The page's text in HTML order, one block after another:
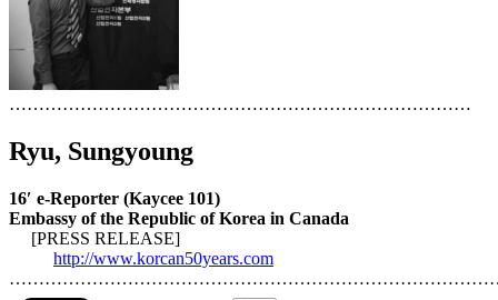
……………………………………………………………………
Ryu, Sungyoung
16′ e-Reporter (Kaycee 101)
Embassy of the Republic of Korea in Canada
[PRESS RELEASE]
http://www.korcan50years.com